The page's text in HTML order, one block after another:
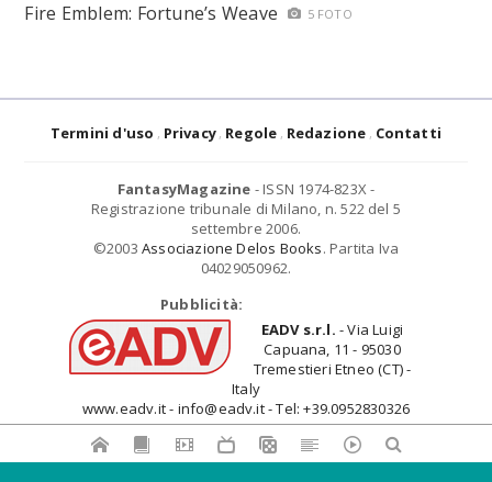
Fire Emblem: Fortune’s Weave 5 FOTO
Termini d'uso Privacy Regole Redazione Contatti
FantasyMagazine - ISSN 1974-823X -
Registrazione tribunale di Milano, n. 522 del 5
settembre 2006.
©2003 Associazione Delos Books. Partita Iva
04029050962.
Pubblicità:
EADV s.r.l. - Via Luigi
Capuana, 11 - 95030
Tremestieri Etneo (CT) -
Italy
www.eadv.it - info@eadv.it - Tel: +39.0952830326